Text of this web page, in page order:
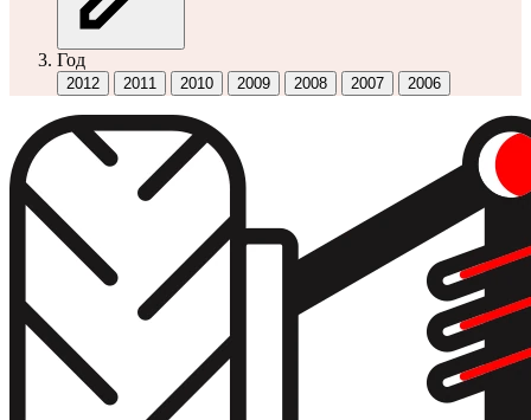
Год
2012 2011 2010 2009 2008 2007 2006